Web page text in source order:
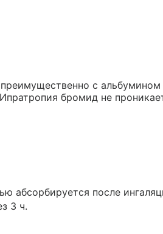
с альбумином
бромид не
абсорбируется после
3 ч.